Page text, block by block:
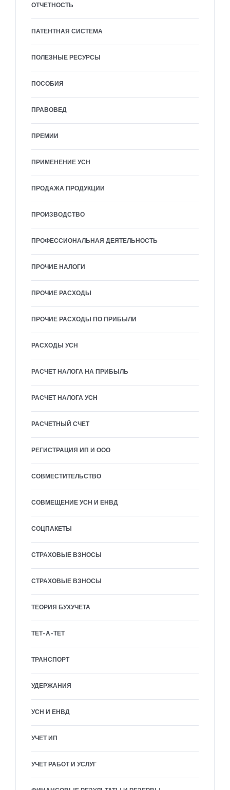
ОТЧЕТНОСТЬ
ПАТЕНТНАЯ СИСТЕМА
ПОЛЕЗНЫЕ РЕСУРСЫ
ПОСОБИЯ
ПРАВОВЕД
ПРЕМИИ
ПРИМЕНЕНИЕ УСН
ПРОДАЖА ПРОДУКЦИИ
ПРОИЗВОДСТВО
ПРОФЕССИОНАЛЬНАЯ ДЕЯТЕЛЬНОСТЬ
ПРОЧИЕ НАЛОГИ
ПРОЧИЕ РАСХОДЫ
ПРОЧИЕ РАСХОДЫ ПО ПРИБЫЛИ
РАСХОДЫ УСН
РАСЧЕТ НАЛОГА НА ПРИБЫЛЬ
РАСЧЕТ НАЛОГА УСН
РАСЧЕТНЫЙ СЧЕТ
РЕГИСТРАЦИЯ ИП И ООО
СОВМЕСТИТЕЛЬСТВО
СОВМЕЩЕНИЕ УСН И ЕНВД
СОЦПАКЕТЫ
СТРАХОВЫЕ ВЗНОСЫ
СТРАХОВЫЕ ВЗНОСЫ
ТЕОРИЯ БУХУЧЕТА
ТЕТ-А-ТЕТ
ТРАНСПОРТ
УДЕРЖАНИЯ
УСН И ЕНВД
УЧЕТ ИП
УЧЕТ РАБОТ И УСЛУГ